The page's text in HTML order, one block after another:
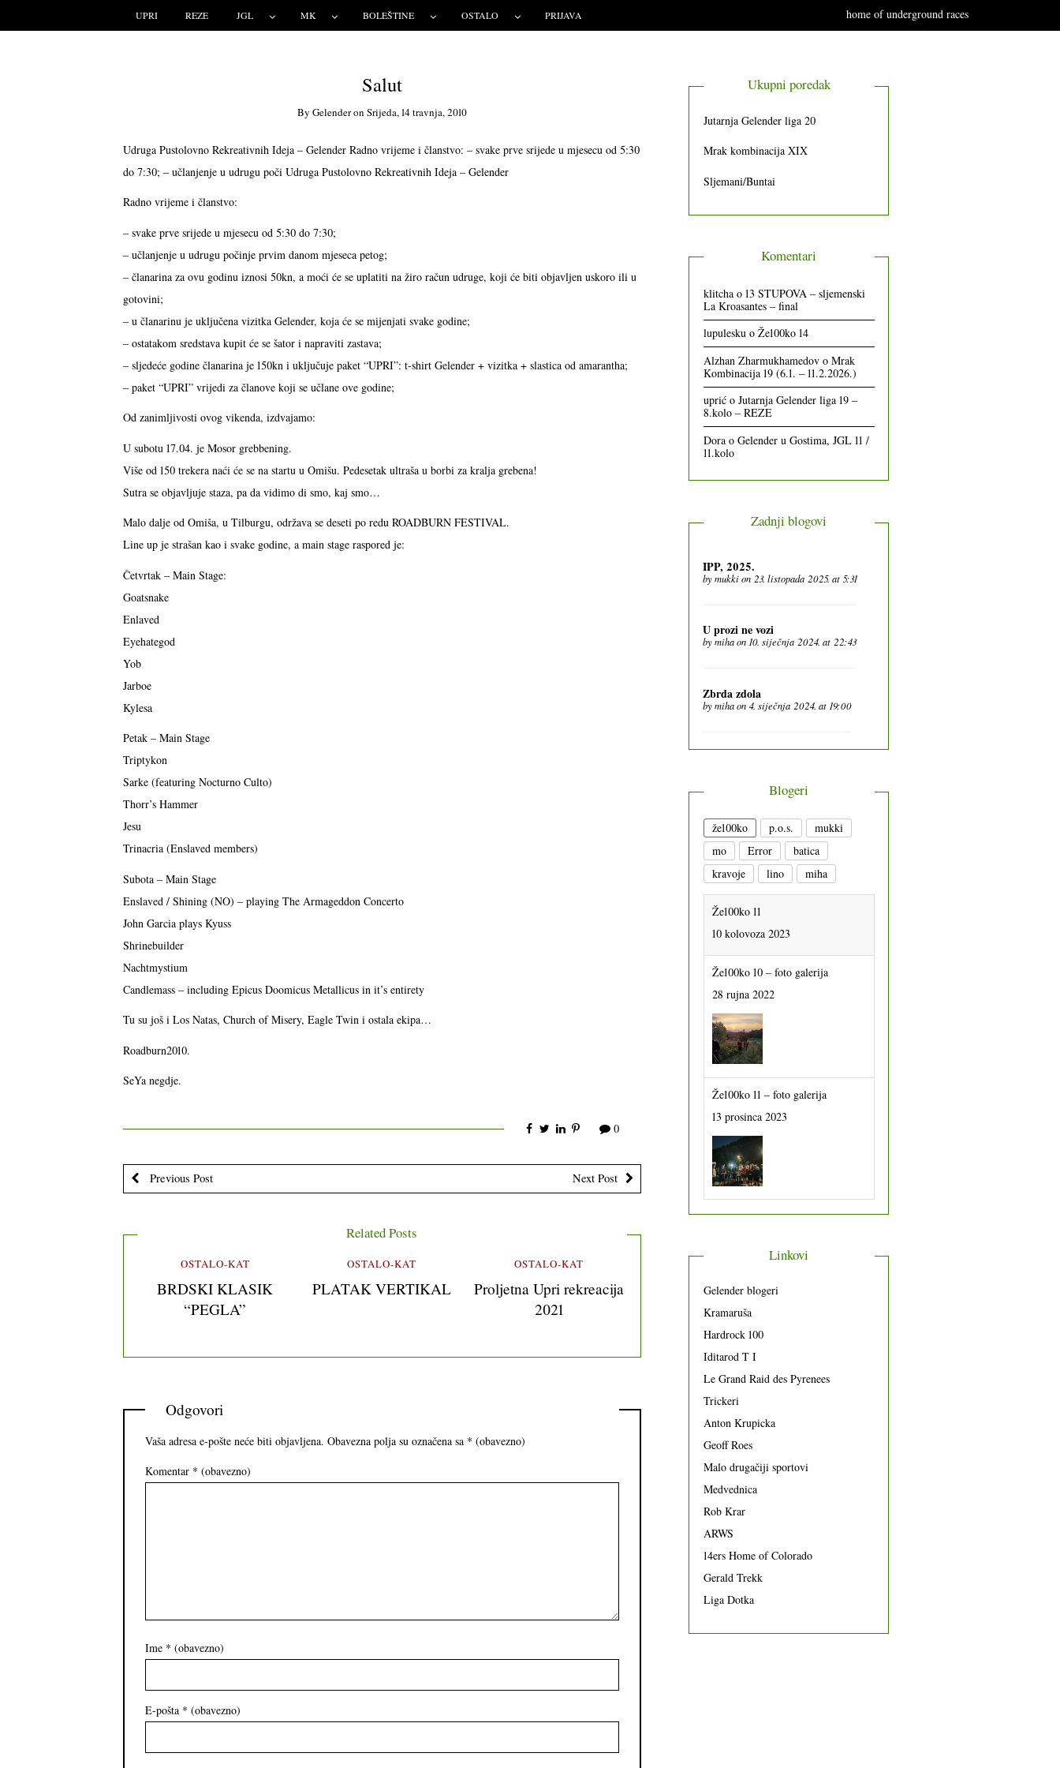
UPRI REZE JGL MK BOLEŠTINE OSTALO PRIJAVA home of underground races
Salut
By Gelenderon Srijeda, 14 travnja, 2010
Udruga Pustolovno Rekreativnih Ideja – Gelender Radno vrijeme i članstvo: – svake prve srijede u mjesecu od 5:30
do 7:30; – učlanjenje u udrugu poči Udruga Pustolovno Rekreativnih Ideja – Gelender
Radno vrijeme i članstvo:
– svake prve srijede u mjesecu od 5:30 do 7:30;
– učlanjenje u udrugu počinje prvim danom mjeseca petog;
– članarina za ovu godinu iznosi 50kn, a moći će se uplatiti na žiro račun udruge, koji će biti objavljen uskoro ili u
gotovini;
– u članarinu je uključena vizitka Gelender, koja će se mijenjati svake godine;
– ostatakom sredstava kupit će se šator i napraviti zastava;
– sljedeće godine članarina je 150kn i uključuje paket “UPRI”: t-shirt Gelender + vizitka + slastica od amarantha;
– paket “UPRI” vrijedi za članove koji se učlane ove godine;
Od zanimljivosti ovog vikenda, izdvajamo:
U subotu 17.04. je Mosor grebbening.
Više od 150 trekera naći će se na startu u Omišu. Pedesetak ultraša u borbi za kralja grebena!
Sutra se objavljuje staza, pa da vidimo di smo, kaj smo…
Malo dalje od Omiša, u Tilburgu, održava se deseti po redu ROADBURN FESTIVAL.
Line up je strašan kao i svake godine, a main stage raspored je:
Četvrtak – Main Stage:
Goatsnake
Enlaved
Eyehategod
Yob
Jarboe
Kylesa
Petak – Main Stage
Triptykon
Sarke (featuring Nocturno Culto)
Thorr’s Hammer
Jesu
Trinacria (Enslaved members)
Subota – Main Stage
Enslaved / Shining (NO) – playing The Armageddon Concerto
John Garcia plays Kyuss
Shrinebuilder
Nachtmystium
Candlemass – including Epicus Doomicus Metallicus in it’s entirety
Tu su još i Los Natas, Church of Misery, Eagle Twin i ostala ekipa…
Roadburn2010.
SeYa negdje.
0
Previous Post Next Post
Related Posts
OSTALO-KAT
BRDSKI KLASIK
“PEGLA”
OSTALO-KAT
PLATAK VERTIKAL
OSTALO-KAT
Proljetna Upri rekreacija
2021
Odgovori
Vaša adresa e-pošte neće biti objavljena. Obavezna polja su označena sa * (obavezno)
Komentar * (obavezno)
Ime * (obavezno)
E-pošta * (obavezno)
Ukupni poredak
Jutarnja Gelender liga 20
Mrak kombinacija XIX
Sljemani/Buntai
Komentari
klitchao 13 STUPOVA – sljemenski
La Kroasantes – final
lupuleskuo Že100ko 14
Alzhan Zharmukhamedovo Mrak
Kombinacija 19 (6.1. – 11.2.2026.)
uprićo Jutarnja Gelender liga 19 –
8.kolo – REZE
Dorao Gelender u Gostima, JGL 11 /
11.kolo
Zadnji blogovi
IPP, 2025.
bymukkion 23. listopada 2025. at 5:31
U prozi ne vozi
bymihaon 10. siječnja 2024. at 22:43
Zbrda zdola
bymihaon 4. siječnja 2024. at 19:00
Blogeri
že100ko p.o.s.
mukki
mo
Error
batica
kravoje
lino miha
Že100ko 11
10 kolovoza 2023
Že100ko 10 – foto galerija
28 rujna 2022
Že100ko 11 – foto galerija
13 prosinca 2023
Linkovi
Gelender blogeri
Kramaruša
Hardrock 100
Iditarod T I
Le Grand Raid des Pyrenees
Trickeri
Anton Krupicka
Geoff Roes
Malo drugačiji sportovi
Medvednica
Rob Krar
ARWS
14ers Home of Colorado
Gerald Trekk
Liga Dotka